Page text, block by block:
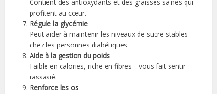
Contient des antioxydants et des graisses saines qui
profitent au cœur.
Régule la glycémie
Peut aider à maintenir les niveaux de sucre stables
chez les personnes diabétiques.
Aide à la gestion du poids
Faible en calories, riche en fibres—vous fait sentir
rassasié.
Renforce les os